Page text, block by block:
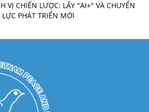
VỊ CHIẾN LƯỢC: LẤY "AI+" VÀ CHUYỂN
PHÁT TRIỂN MỚI